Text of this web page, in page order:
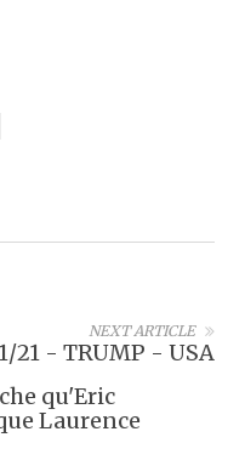
NEXT ARTICLE
21 - TRUMP - USA
qu'Eric
Laurence